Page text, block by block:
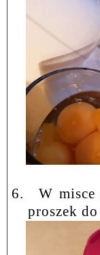
6.
W misce
proszek